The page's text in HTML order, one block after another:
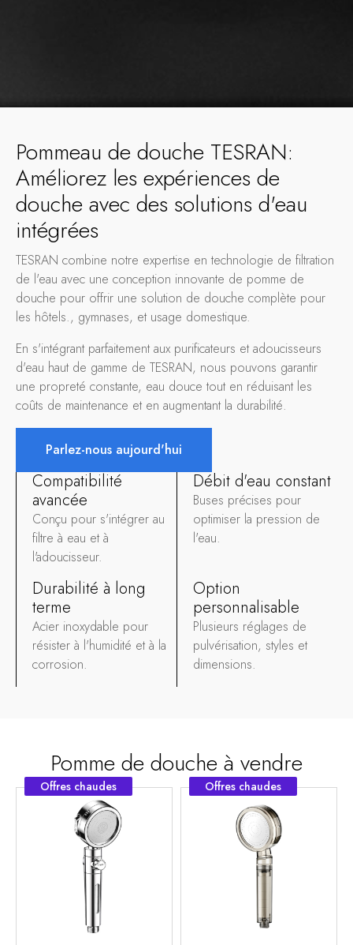
Pommeau de douche TESRAN:
Améliorez les expériences de
douche avec des solutions d'eau
intégrées
TESRAN combine notre expertise en technologie de filtration
de l'eau avec une conception innovante de pomme de
douche pour offrir une solution de douche complète pour
les hôtels., gymnases, et usage domestique.
En s'intégrant parfaitement aux purificateurs et adoucisseurs
d'eau haut de gamme de TESRAN, nous pouvons garantir
une propreté constante, eau douce tout en réduisant les
coûts de maintenance et en augmentant la durabilité.
Parlez-nous aujourd'hui
Compatibilité
avancée
Conçu pour s'intégrer au
filtre à eau et à
l'adoucisseur.
Débit d'eau constant
Buses précises pour
optimiser la pression de
l'eau.
Durabilité à long
terme
Acier inoxydable pour
résister à l'humidité et à la
corrosion.
Option
personnalisable
Plusieurs réglages de
pulvérisation, styles et
dimensions.
Pomme de douche à vendre
Offres chaudes Offres chaudes